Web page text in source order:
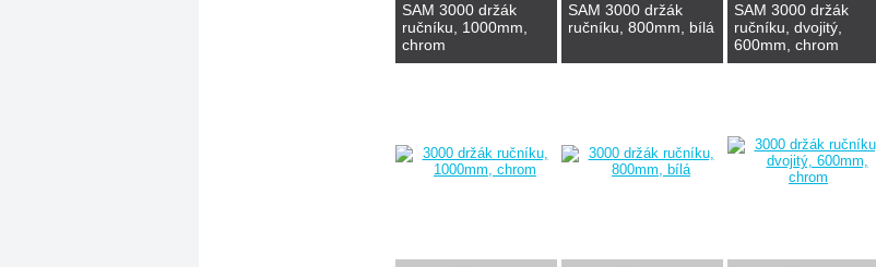
SAM 3000 držák
ručníku, 1000mm,
chrom
SAM 3000 držák
ručníku, 800mm, bílá
SAM 3000 držák
ručníku, dvojitý,
600mm, chrom